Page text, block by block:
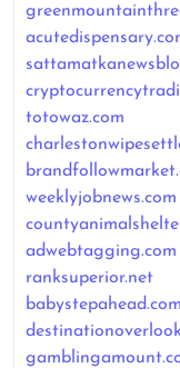
totowaz.com
weeklyjobnews.com
adwebtagging.com
ranksuperior.net
babystepahead.com